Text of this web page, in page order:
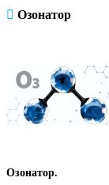
Озонатор
Озонатор.